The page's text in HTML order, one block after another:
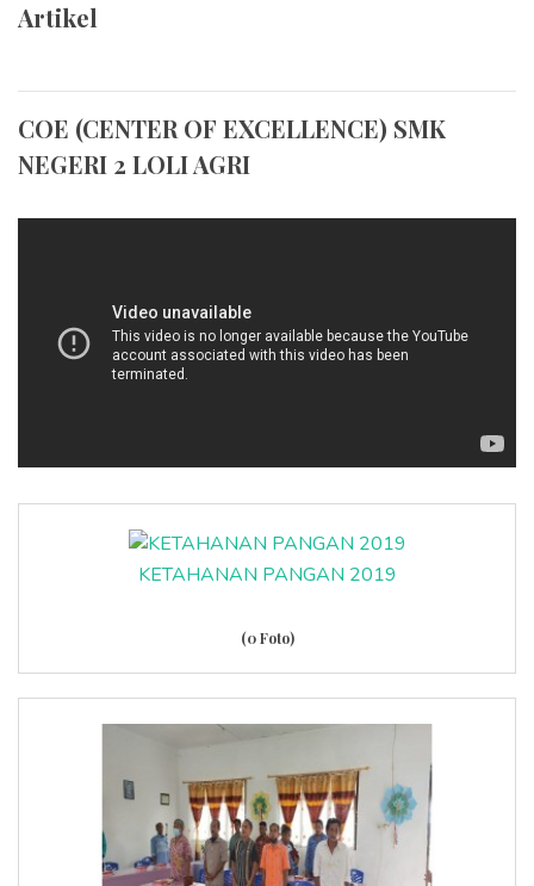
Artikel
COE (CENTER OF EXCELLENCE) SMK
NEGERI 2 LOLI AGRI
KETAHANAN PANGAN 2019
(0 Foto)